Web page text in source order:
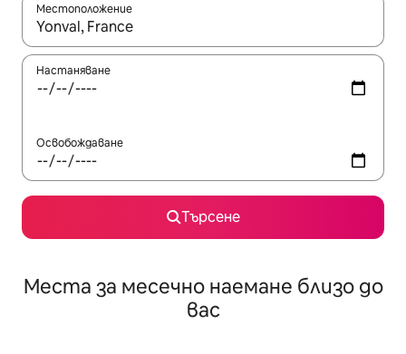
Местоположение
Когато резултатите се покажат, използвайте
Настаняване
Освобождаване
Търсене
Места за месечно наемане близо до
вас